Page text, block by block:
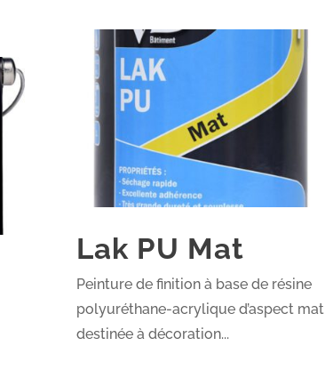
Lak PU Mat
Peinture de finition à base de résine
polyuréthane-acrylique d’aspect mat
destinée à décoration...